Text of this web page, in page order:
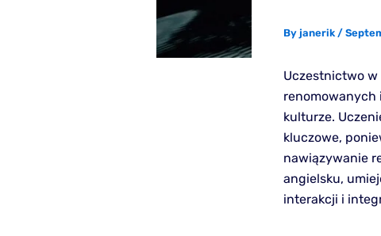
By janerik /
Uczestnictwo
renomowanych
kulturze.
kluczowe,
nawiązywanie
angielsku,
interakcji i